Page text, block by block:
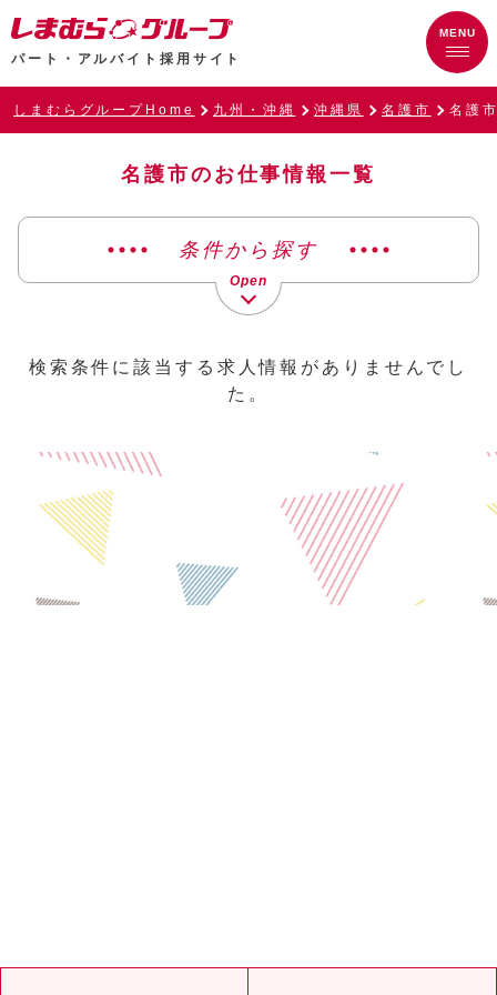
パート・アルバイト採用サイト
しまむらグループHome 九州・沖縄 沖縄県 名護市 名護
名護市のお仕事情報一覧
条件から探す
検索条件に該当する求人情報がありませんでし
た。